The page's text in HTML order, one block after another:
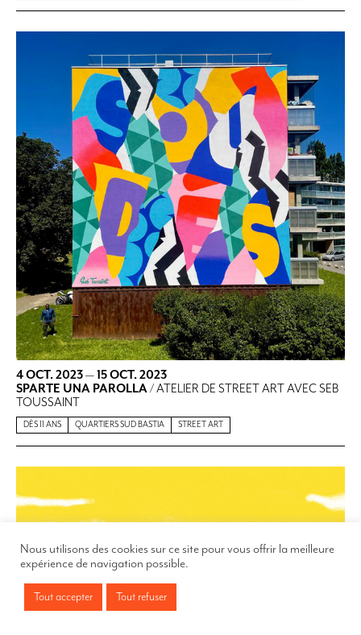
4 OCT. 2023—15 OCT. 2023
SPARTE UNA PAROLLA/ ATELIER DE STREET ART AVEC SEB
TOUSSAINT
DÈS 11 ANS QUARTIERS SUD BASTIA STREET ART
Nous utilisons des cookies sur ce site pour vous offrir la meilleure
expérience de navigation possible.
Tout accepter Tout refuser